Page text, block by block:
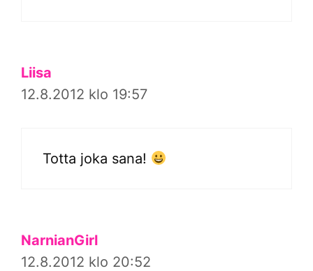
Liisa
12.8.2012 klo 19:57
Totta joka sana!
NarnianGirl
12.8.2012 klo 20:52